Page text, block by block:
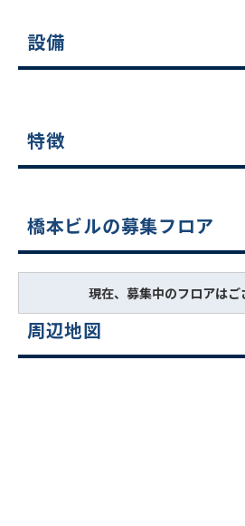
設備
特徴
橋本ビルの募集フロア
現在、募集中のフロアはご
周辺地図